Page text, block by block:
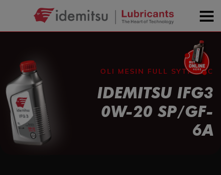
OLI MESIN FULL SYTHETIC
IDEMITSU IFG3
0W-20 SP/GF-
6A